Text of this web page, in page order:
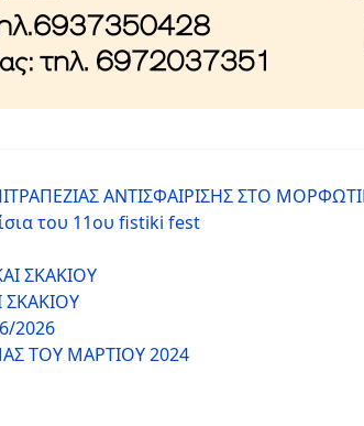
ΑΝΤΙΣΦΑΙΡΙΣΗΣ ΣΤΟ
του 11ου fistiki fest
ΣΚΑΚΙΟΥ
2026
ΤΟΥ ΜΑΡΤΙΟΥ 2024